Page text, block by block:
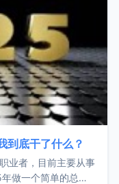
到底干了什么？
业者，目前主要从事
做一个简单的总